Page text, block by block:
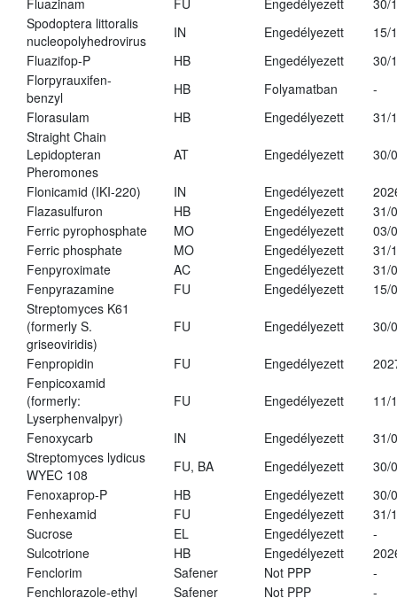
Fluazinam
FU Engedélyezett
30/
Spodoptera littoralis
nucleopolyhedrovirus
IN Engedélyezett
15/
Fluazifop-P
HB Engedélyezett
30/
Florpyrauxifen-
benzyl
HB Folyamatban
-
Florasulam
HB Engedélyezett
31/
Straight Chain
Lepidopteran
Pheromones
AT Engedélyezett 30/
Flonicamid (IKI-220) IN Engedélyezett
Flazasulfuron
HB Engedélyezett
31/
Ferric pyrophosphate
MO Engedélyezett
03/
Ferric phosphate
MO Engedélyezett
31/
Fenpyroximate
AC Engedélyezett
31/
Fenpyrazamine
FU Engedélyezett
15/
Streptomyces K61
(formerly S.
griseoviridis)
FU Engedélyezett 30/
Fenpropidin FU Engedélyezett
Fenpicoxamid
(formerly:
Lyserphenvalpyr)
FU Engedélyezett 11/
Fenoxycarb IN Engedélyezett
31/
Streptomyces lydicus
WYEC 108
FU, BA Engedélyezett
30/
Fenoxaprop-P
HB Engedélyezett
30/
Fenhexamid
FU Engedélyezett
31/
Sucrose
EL Engedélyezett
-
Sulcotrione
HB Engedélyezett
Fenclorim
Safener Not PPP
-
Fenchlorazole-ethyl
Safener Not PPP
-